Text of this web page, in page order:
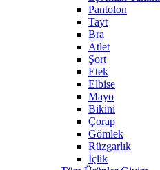
Pantolon
Tayt
Bra
Atlet
Şort
Etek
Elbise
Mayo
Bikini
Çorap
Gömlek
Rüzgarlık
İçlik